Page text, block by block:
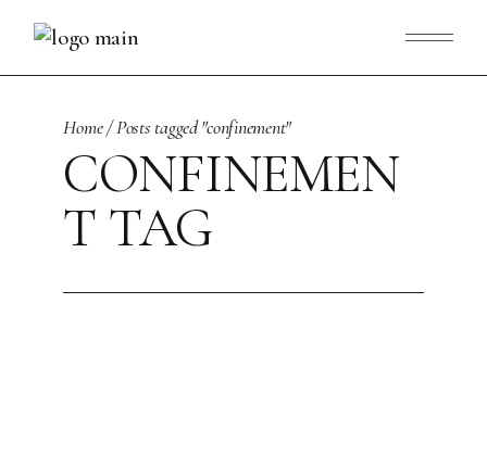
content
Home Posts tagged "confinement"
CONFINEMEN
T TAG